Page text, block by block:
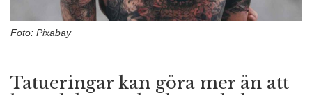
Foto: Pixabay
Tatueringar kan göra mer än att